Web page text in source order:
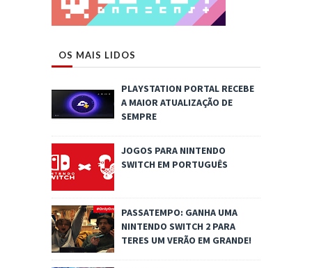
OS MAIS LIDOS
PLAYSTATION PORTAL RECEBE
A MAIOR ATUALIZAÇÃO DE
SEMPRE
JOGOS PARA NINTENDO
SWITCH EM PORTUGUÊS
PASSATEMPO: GANHA UMA
NINTENDO SWITCH 2 PARA
TERES UM VERÃO EM GRANDE!